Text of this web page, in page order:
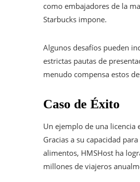
como embajadores de la
Starbucks impone.
Algunos desafíos pueden
estrictas pautas de
menudo compensa estos
Caso de Éxito
Un ejemplo de una licencia
Gracias a su capacidad
alimentos, HMSHost ha
millones de viajeros